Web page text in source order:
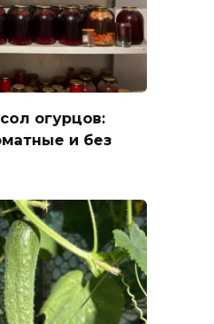
огурцов:
и без